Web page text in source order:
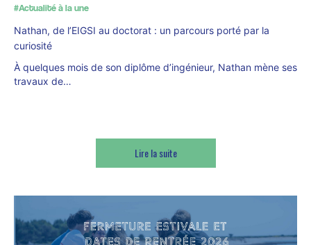
#Actualité à la une
Nathan, de l’EIGSI au doctorat : un parcours porté par la
curiosité
À quelques mois de son diplôme d’ingénieur, Nathan mène ses
travaux de…
Lire la suite